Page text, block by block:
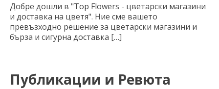
Добре дошли в "Top Flowers - цветарски магазини
и доставка на цветя". Ние сме вашето
превъзходно решение за цветарски магазини и
бърза и сигурна доставка […]
Публикации и Ревюта